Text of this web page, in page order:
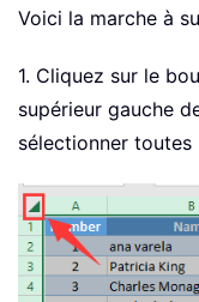
Voici la marche à
1. Cliquez sur le
supérieur gauche
sélectionner toutes